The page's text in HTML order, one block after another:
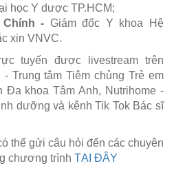
học Y dược TP.HCM;
Chính - Giám đốc Y khoa Hệ
xin VNVC.
tuyến được livestream trên
Trung tâm Tiêm chủng Trẻ em
khoa Tâm Anh, Nutrihome -
dưỡng và kênh Tik Tok Bác sĩ
thể gửi câu hỏi đến các chuyên
chương trình TẠI ĐÂY